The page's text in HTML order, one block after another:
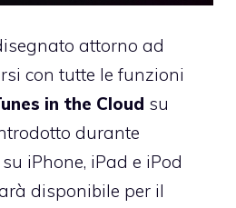
attorno ad
con tutte le funzioni
in the Cloud su
durante
iPhone, iPad e iPod
disponibile per il